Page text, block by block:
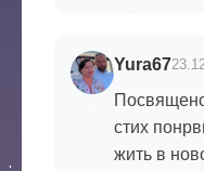
Yura67
стих
жить в